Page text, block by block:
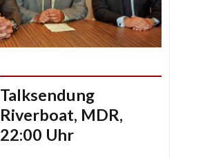
Talksendung
Riverboat, MDR,
22:00 Uhr